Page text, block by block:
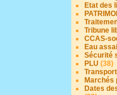
Etat des
Tribune
CCAS-
Eau
Sécurité
PLU (38)
Marchés
Dates